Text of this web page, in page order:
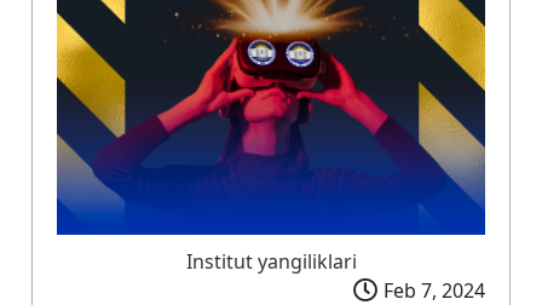
Institut yangiliklari
Feb 7, 2024